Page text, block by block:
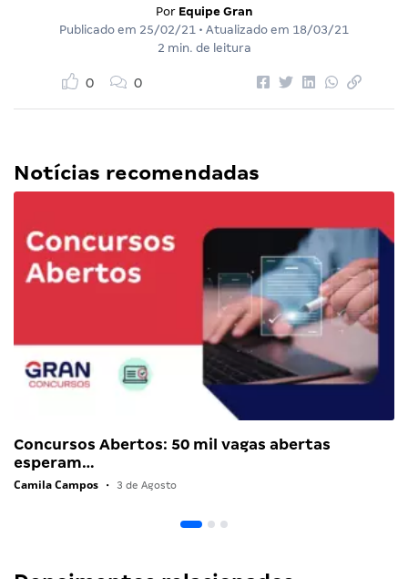
Por Equipe Gran
Publicado em 25/02/21 • Atualizado em 18/03/21
2 min. de leitura
0 0
Notícias recomendadas
Concursos Abertos: 50 mil vagas abertas
esperam…
Camila Campos • 3 de Agosto